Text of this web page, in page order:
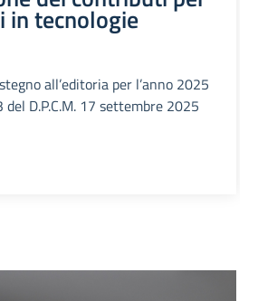
in tecnologie
all’editoria per l’anno 2025
D.P.C.M. 17 settembre 2025